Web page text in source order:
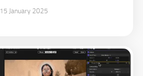
15 January 2025